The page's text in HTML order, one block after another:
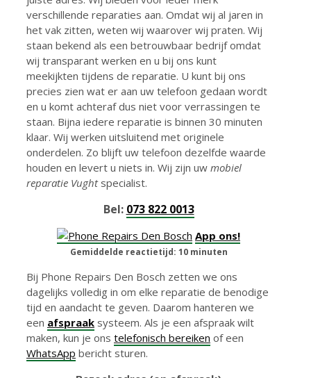
verschillende reparaties aan. Omdat wij al jaren in
het vak zitten, weten wij waarover wij praten. Wij
staan bekend als een betrouwbaar bedrijf omdat
wij transparant werken en u bij ons kunt
meekijkten tijdens de reparatie. U kunt bij ons
precies zien wat er aan uw telefoon gedaan wordt
en u komt achteraf dus niet voor verrassingen te
staan. Bijna iedere reparatie is binnen 30 minuten
klaar. Wij werken uitsluitend met originele
onderdelen. Zo blijft uw telefoon dezelfde waarde
houden en levert u niets in. Wij zijn uw mobiel
reparatie Vughtspecialist.
Bel: 073 822 0013
App ons!
Gemiddelde reactietijd: 10 minuten
Bij Phone Repairs Den Bosch zetten we ons
dagelijks volledig in om elke reparatie de benodige
tijd en aandacht te geven. Daarom hanteren we
een afspraak systeem. Als je een afspraak wilt
maken, kun je ons telefonisch bereiken of een
WhatsApp bericht sturen.